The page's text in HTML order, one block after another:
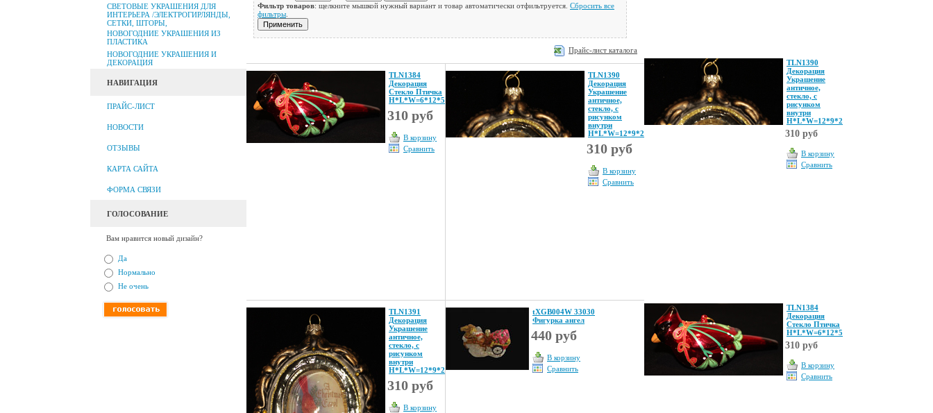
СВЕТОВЫЕ УКРАШЕНИЯ ДЛЯ
ИНТЕРЬЕРА /ЭЛЕКТРОГИРЛЯНДЫ,
СЕТКИ, ШТОРЫ,
НОВОГОДНИЕ УКРАШЕНИЯ ИЗ
ПЛАСТИКА
НОВОГОДНИЕ УКРАШЕНИЯ И
ДЕКОРАЦИЯ
НАВИГАЦИЯ
ПРАЙС-ЛИСТ
НОВОСТИ
ОТЗЫВЫ
КАРТА САЙТА
ФОРМА СВЯЗИ
ГОЛОСОВАНИЕ
Вам нравится новый дизайн?
Да
Нормально
Не очень
Фильтр товаров: щелкните мышкой нужный вариант и товар автоматически отфильтруется. Сбросить все
фильтры
Прайс-лист каталога
TLN1384
Декорация
Стекло Птичка
Н*L*W=6*12*5
310 руб
В корзину
Сравнить
TLN1390
Декорация
Украшение
античное,
стекло, с
рисунком
внутри
Н*L*W=12*9*2
310 руб
В корзину
Сравнить
TLN1391
Декорация
Украшение
античное,
стекло, с
рисунком
внутри
Н*L*W=12*9*2
310 руб
В корзину
tXGB004W 33030
Фигурка ангел
440 руб
В корзину
Сравнить
TLN1390
Декорация
Украшение
античное,
стекло, с
рисунком
внутри
Н*L*W=12*9*2
310 руб
В корзину
Сравнить
TLN1384
Декорация
Стекло Птичка
Н*L*W=6*12*5
310 руб
В корзину
Сравнить